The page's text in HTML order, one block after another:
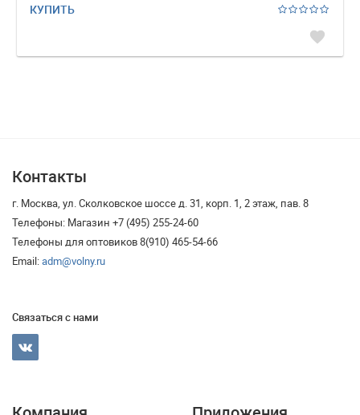
КУПИТЬ
favorite
Контакты
г. Москва, ул. Сколковское шоссе д. 31, корп. 1, 2 этаж, пав. 8
Телефоны: Магазин +7 (495) 255-24-60
Телефоны для оптовиков 8(910) 465-54-66
Email:adm@volny.ru
Связаться с нами